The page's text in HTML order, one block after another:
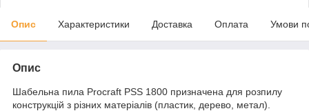
Опис Характеристики Доставка Оплата Умови
Опис
Шабельна пила Procraft PSS 1800 призначена для розпилу
конструкцій з різних матеріалів (пластик, дерево, метал).